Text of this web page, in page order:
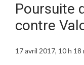
Poursuite
contre
17 avril 2017, 10 h 18